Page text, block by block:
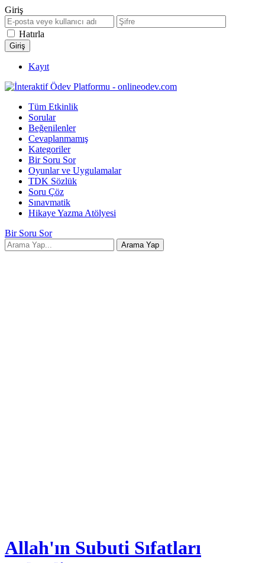
Giriş
Hatırla
Kayıt
Tüm Etkinlik
Sorular
Beğenilenler
Cevaplanmamış
Kategoriler
Bir Soru Sor
Oyunlar ve Uygulamalar
TDK Sözlük
Soru Çöz
Sınavmatik
Hikaye Yazma Atölyesi
Bir Soru Sor
Allah'ın Subuti Sıfatları